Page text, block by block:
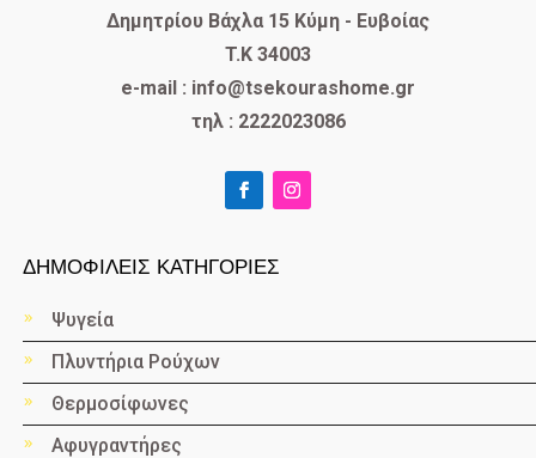
Δημητρίου Βάχλα 15 Κύμη - Ευβοίας
T.K 34003
e-mail : info@tsekourashome.gr
τηλ : 2222023086
ΔΗΜΟΦΙΛΕΙΣ ΚΑΤΗΓΟΡΙΕΣ
Ψυγεία
Πλυντήρια Ρούχων
Θερμοσίφωνες
Αφυγραντήρες